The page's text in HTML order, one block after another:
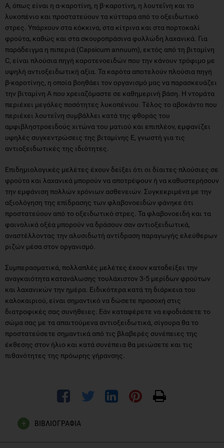
Α, όπως είναι η α-καροτίνη, η β-καροτίνη, η λουτεΐνη και το
λυκοπένιο και προστατεύουν τα κύτταρα από το οξειδωτικό
στρες. Υπάρχουν στα κόκκινα, στα κίτρινα και στα πορτοκαλί
φρούτα, καθώς και στα σκουροπράσινα φυλλώδη λαχανικά. Για
παράδειγμα η πιπεριά (Capsicum annuum), εκτός από τη βιταμίνη
C, είναι πλούσια πηγή καροτενοειδών που την κάνουν τρόφιμο με
υψηλή αντιοξειδωτική αξία. Τα καρότα αποτελούν πλούσια πηγή
β-καροτίνης, η οποία βοηθάει τον οργανισμό μας να παρασκευάζει
την βιταμίνη Α που χρειαζόμαστε σε καθημερινή βάση. Η ντομάτα
περιέχει μεγάλες ποσότητες λυκοπένιου. Τέλος το αβοκάντο που
περιέχει λουτεΐνη συμβάλλει κατά της φθοράς του
αμφιβληστροειδούς χιτώνα του ματιού και επιπλέον, εμφανίζει
υψηλές συγκεντρώσεις της βιταμίνης Ε, γνωστή για τις
αντιοξειδωτικές της ιδιότητες.
Επιδημιολογικές μελέτες έχουν δείξει ότι οι δίαιτες πλούσιες σε
φρούτα και λαχανικά μπορούν να αποτρέψουν ή να καθυστερήσουν
την εμφάνιση πολλών χρόνιων ασθενειών. Συγκεκριμένα με την
αξιολόγηση της επίδρασης των φλαβονοειδών φάνηκε ότι
προστατεύουν από το οξειδωτικό στρες. Τα φλαβονοειδή και τα
φαινολικά οξέα μπορούν να δράσουν σαν αντιοξειδωτικά,
αναστέλλοντας την αλυσιδωτή αντίδραση παραγωγής ελεύθερων
ριζών μέσα στον οργανισμό.
Συμπερασματικά, πολλαπλές μελέτες έχουν καταδείξει την
αναγκαιότητα κατανάλωσης τουλάχιστον 3-5 μερίδων φρούτων
και λαχανικών την ημέρα. Ειδικότερα κατά τη διάρκεια του
καλοκαιριού, είναι σημαντικό να δώσετε προσοχή στις
διατροφικές σας συνήθειες. Εάν καταφέρετε να εφοδιάσετε το
σώμα σας με τα απαιτούμενα αντιοξειδωτικά, σίγουρα θα το
προστατεύσετε σημαντικά από τις βλαβερές συνέπειες της
έκθεσης στον ήλιο και κατά συνέπεια θα μειώσετε και τις
πιθανότητες της πρόωρης γήρανσης.
ΒΙΒΛΙΟΓΡΑΦΙΑ